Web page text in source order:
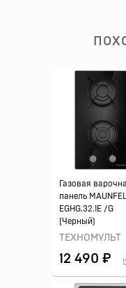
Газовая
панель
EGHG.32.1E /G
(Черный)
ТЕХНОМУЛЬТ
12 490 ₽